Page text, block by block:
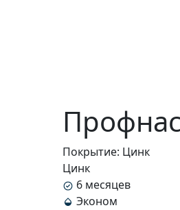
Покрытие: Цинк
Цинк
6 месяцев
Эконом